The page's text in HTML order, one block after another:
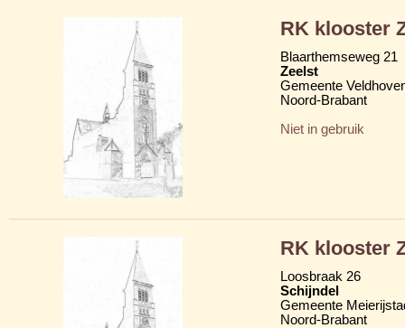
RK klooster
Blaarthemseweg 21
Zeelst
Gemeente
Noord-Brabant
Niet in gebruik
RK klooster
Loosbraak 26
Schijndel
Gemeente
Noord-Brabant